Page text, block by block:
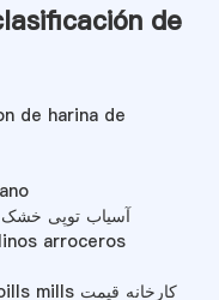
de
de harina de
آسیاب توپی خشک
arroceros
فرزندان punchibanda smol cocanat oills mills کارخانه قیمت